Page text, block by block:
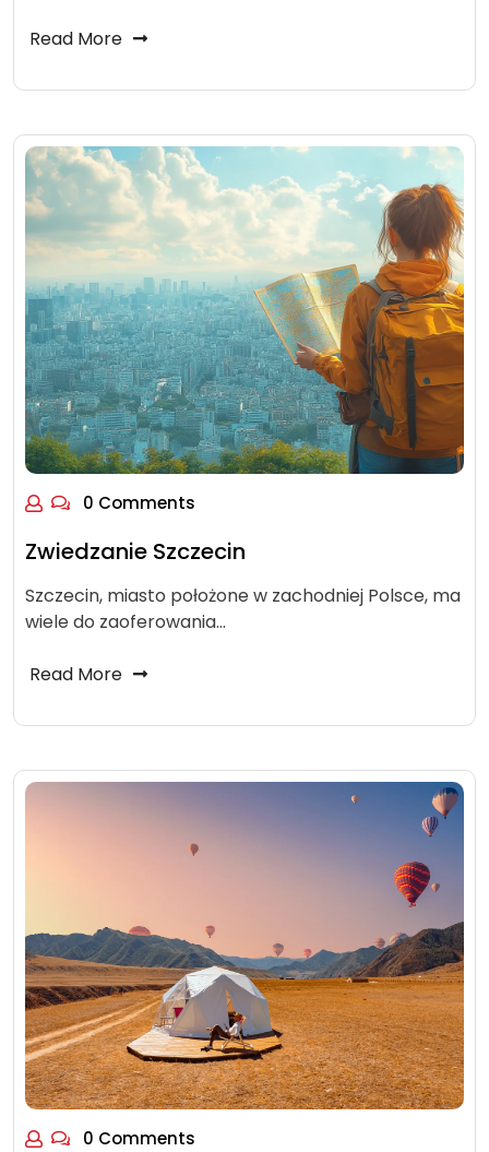
Read More
0 Comments
Zwiedzanie Szczecin
Szczecin, miasto położone w zachodniej Polsce, ma
wiele do zaoferowania…
Read More
0 Comments